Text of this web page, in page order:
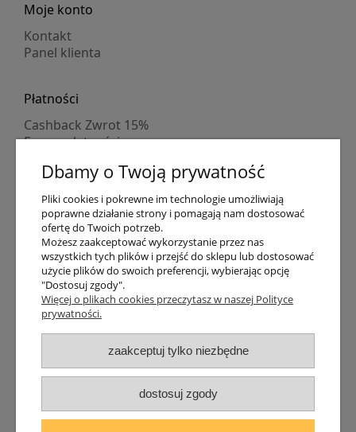
Moje konto
Kontakt
Panel klienta
Płatności
Cashback Zwrot 15%
Formy płatności
Numer konta
PayPo kupujesz, nie płacisz
Progi rabatowe
Promocje
Dostawa
Czas wysyłki
Dostawa
Śledzenie przesyłki GLS
Śledzenie przesyłki DPD
Shipping abroad
Zarejestruj się /Zaloguj się
Lampomat 2017 - 2026
Dbamy o Twoją prywatność
Pliki cookies i pokrewne im technologie umożliwiają
poprawne działanie strony i pomagają nam dostosować
ofertę do Twoich potrzeb.
Możesz zaakceptować wykorzystanie przez nas
wszystkich tych plików i przejść do sklepu lub dostosować
użycie plików do swoich preferencji, wybierając opcję
"Dostosuj zgody".
Więcej o plikach cookies przeczytasz w naszej Polityce
prywatności.
zaakceptuj tylko niezbędne
dostosuj zgody